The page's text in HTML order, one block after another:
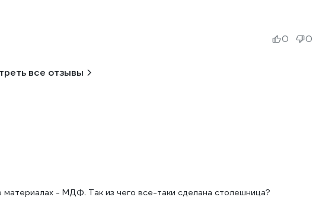
0 0
все отзывы
- МДФ. Так из чего все-таки сделана столешница?